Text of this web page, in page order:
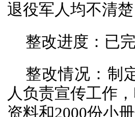
退役军人均不清
整改进度：已完
整改情况：制
人负责宣传工作
资料和2000份小